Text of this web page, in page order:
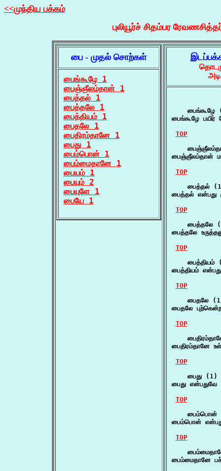
<<முந்திய பக்கம்
புலியூர்ச் சிதம்பர
பை - முதல் சொற்கள்
பைங்கூழே 1
பைஞ்ஞீலம்தான் 1
பைத்தல் 1
பைத்தலே 1
பைத்தியம் 1
பைதலே 1
பைதிரம்தானே 1
பைது 1
பைம்பொன் 1
பைம்மைதானே 1
பையம் 1
பையும் 2
பையுளே 1
பையே 1
பைங்கூழே
பைங்கூழே
TOP
பைஞ்ஞீலம்தான்
TOP
பைத்தல்
பைத்தல்
TOP
பைத்தலே
பைத்தலே
TOP
பைத்தியம்
பைத்தியம்
TOP
பைதலே
பைதலே
TOP
பைதிரம்தானே
TOP
    பைது (1)
பைது
TOP
பைம்பொன்
பைம்பொன்
TOP
பைம்மைதானே